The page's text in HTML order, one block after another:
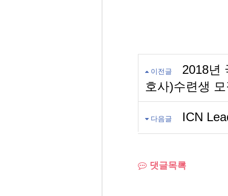
이전글
2018년
호사)수련생
다음글 ICN
댓글목록